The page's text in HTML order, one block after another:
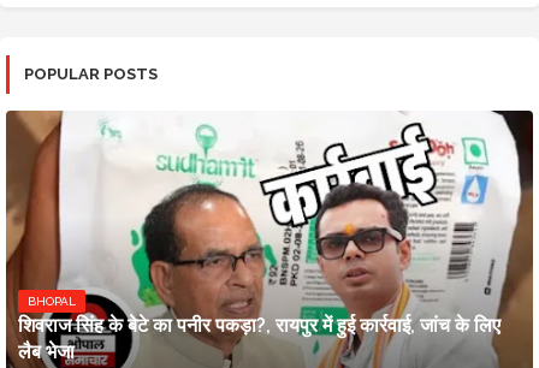
POPULAR POSTS
BHOPAL
शिवराज सिंह के बेटे का पनीर पकड़ा?, रायपुर में हुई कार्रवाई, जांच के लिए
लैब भेजा